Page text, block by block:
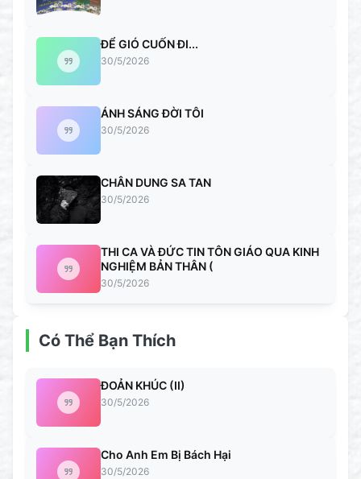
ĐỂ GIÓ CUỐN ĐI...
30/5/2026
ÁNH SÁNG ĐỜI TÔI
30/5/2026
CHÂN DUNG SA TAN
30/5/2026
THI CA VÀ ĐỨC TIN TÔN GIÁO QUA KINH
NGHIỆM BẢN THÂN (
30/5/2026
Có Thể Bạn Thích
ĐOẢN KHÚC (II)
30/5/2026
Cho Anh Em Bị Bách Hại
30/5/2026